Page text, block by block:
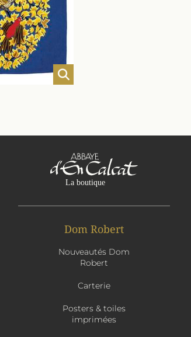
Dom Robert
Nouveautés Dom
Robert
Carterie
Posters & toiles
imprimées